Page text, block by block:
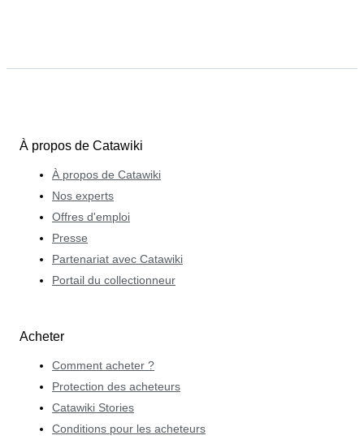
À propos de Catawiki
À propos de Catawiki
Nos experts
Offres d'emploi
Presse
Partenariat avec Catawiki
Portail du collectionneur
Acheter
Comment acheter ?
Protection des acheteurs
Catawiki Stories
Conditions pour les acheteurs